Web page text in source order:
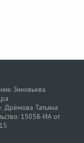
Зиновьева
Дрёмова Татьяна
15058-ИА от